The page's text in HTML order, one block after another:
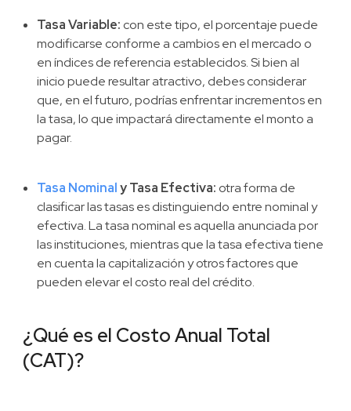
Tasa Variable: con este tipo, el porcentaje puede
modificarse conforme a cambios en el mercado o
en índices de referencia establecidos. Si bien al
inicio puede resultar atractivo, debes considerar
que, en el futuro, podrías enfrentar incrementos en
la tasa, lo que impactará directamente el monto a
pagar.
Tasa Nominaly Tasa Efectiva: otra forma de
clasificar las tasas es distinguiendo entre nominal y
efectiva. La tasa nominal es aquella anunciada por
las instituciones, mientras que la tasa efectiva tiene
en cuenta la capitalización y otros factores que
pueden elevar el costo real del crédito.
¿Qué es el Costo Anual Total
(CAT)?